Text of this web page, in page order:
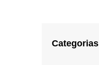
Categorias